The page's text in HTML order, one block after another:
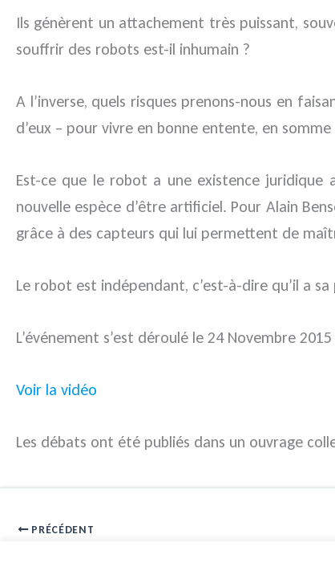
Ils génèrent un attachement très puissant,
souffrir des robots est-il inhumain ?
A l’inverse, quels risques prenons-nous en
d’eux – pour vivre en bonne entente, en
Est-ce que le robot a une existence
nouvelle espèce d’être artificiel. Pour Alain
grâce à des capteurs qui lui permettent de
Le robot est indépendant, c’est-à-dire qu’il a
L’événement s’est déroulé le 24 Novembre
Voir la vidéo
Les débats ont été publiés dans un ouvrage
PRÉCÉDENT